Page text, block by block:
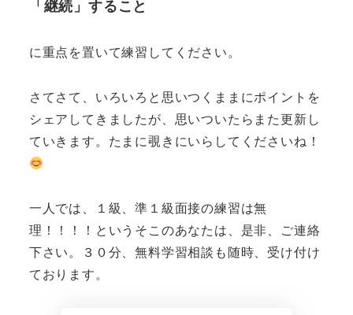
「継続」すること
に重点を置いて練習してください。
さてさて、いろいろと思いつくままにポイントを
シェアしてきましたが、思いついたらまた更新し
ていきます。たまに覗きにいらしてくださいね！
一人では、１級、準１級面接の練習は無
理！！！！というそこのあなたは、是非、ご連絡
下さい。３０分、無料学習相談も随時、受け付け
ております。